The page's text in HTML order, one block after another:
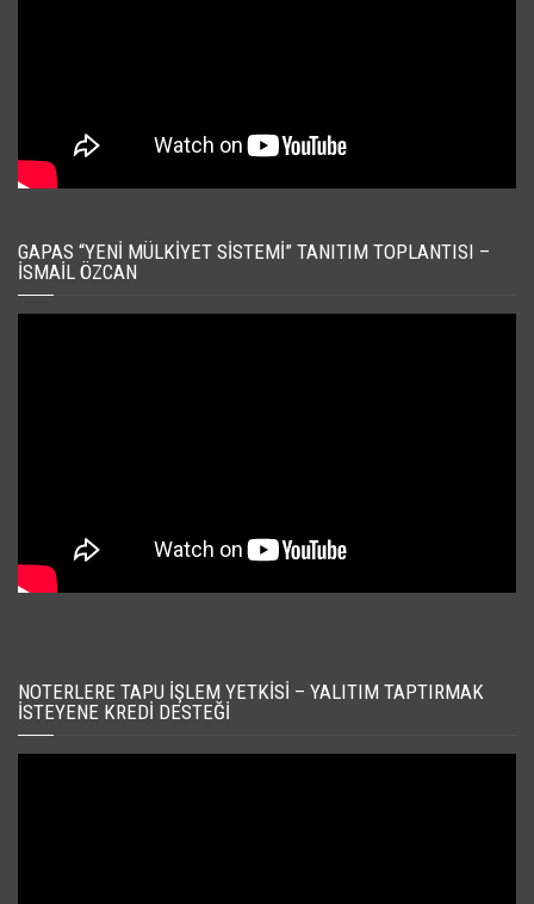
GAPAS “YENI MÜLKIYET SISTEMI” TANITIM TOPLANTISI –
İSMAIL ÖZCAN
NOTERLERE TAPU İŞLEM YETKISI – YALITIM TAPTIRMAK
İSTEYENE KREDI DESTEĞI